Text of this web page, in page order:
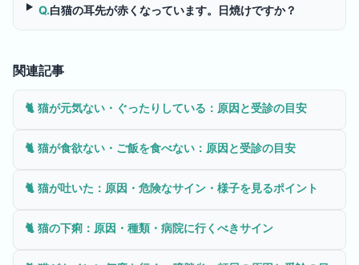
Q.白猫の耳先が赤くなっています。日焼けですか？
関連記事
🐈 猫が元気ない・ぐったりしている：原因と受診の目安
🐈 猫が食欲ない・ご飯を食べない：原因と受診の目安
🐈 猫が吐いた：原因・危険なサイン・様子を見るポイント
🐈 猫の下痢：原因・種類・病院に行くべきサイン